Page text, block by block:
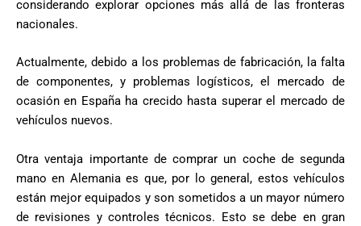
considerando explorar opciones más allá de las fronteras
nacionales.
Actualmente, debido a los problemas de fabricación, la falta
de componentes, y problemas logísticos, el mercado de
ocasión en España ha crecido hasta superar el mercado de
vehículos nuevos.
Otra ventaja importante de comprar un coche de segunda
mano en Alemania es que, por lo general, estos vehículos
están mejor equipados y son sometidos a un mayor número
de revisiones y controles técnicos. Esto se debe en gran